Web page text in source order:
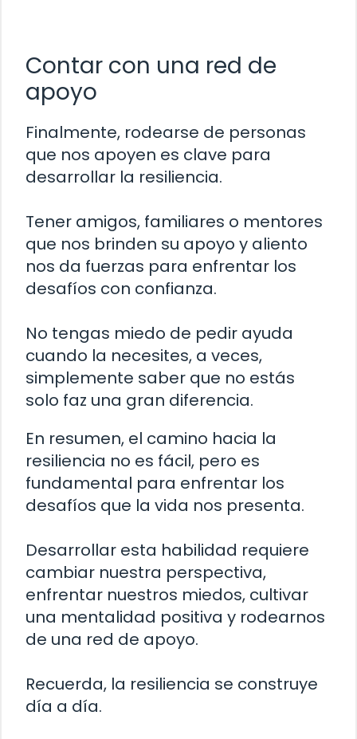
Contar con una red de
apoyo
Finalmente, rodearse de personas
que nos apoyen es clave para
desarrollar la resiliencia.
Tener amigos, familiares o mentores
que nos brinden su apoyo y aliento
nos da fuerzas para enfrentar los
desafíos con confianza.
No tengas miedo de pedir ayuda
cuando la necesites, a veces,
simplemente saber que no estás
solo faz una gran diferencia.
En resumen, el camino hacia la
resiliencia no es fácil, pero es
fundamental para enfrentar los
desafíos que la vida nos presenta.
Desarrollar esta habilidad requiere
cambiar nuestra perspectiva,
enfrentar nuestros miedos, cultivar
una mentalidad positiva y rodearnos
de una red de apoyo.
Recuerda, la resiliencia se construye
día a día.